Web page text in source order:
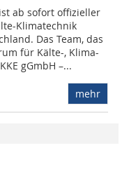
ab sofort offizieller
Klimatechnik
Das Team, das
für Kälte-, Klima-
gGmbH –...
mehr